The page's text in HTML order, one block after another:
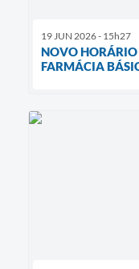
19 JUN 2026 - 15h27
NOVO
FARMÁCIA